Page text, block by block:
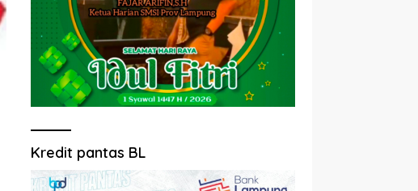
Kredit pantas BL